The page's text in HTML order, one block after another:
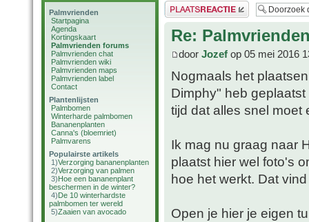
Palmvrienden
Startpagina
Agenda
Kortingskaart
Palmvrienden forums
Palmvrienden chat
Palmvrienden wiki
Palmvrienden maps
Palmvrienden label
Contact
Plantenlijsten
Palmbomen
Winterharde palmbomen
Bananenplanten
Canna's (bloemriet)
Palmvarens
Populairste artikels
1)Verzorging bananenplanten
2)Verzorging van palmen
3)Hoe een bananenplant
beschermen in de winter?
4)De 10 winterhardste
palmbomen ter wereld
5)Zaaien van avocado
Plaats een reactie
Re:
door Jozef op 05 mei 2016
Nogmaals het
Dimphy" heb
tijd dat alles snel
Ik mag nu graag naar
plaatst hier wel foto's
hoe het werkt. Dat
Open je hier je eigen